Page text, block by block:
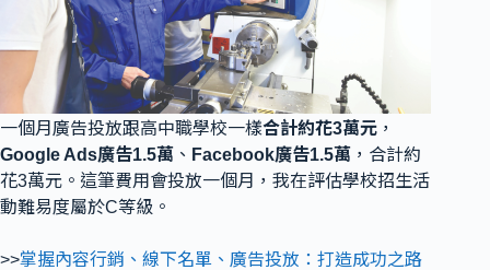
一個月廣告投放跟高中職學校一樣合計約花3萬元 ，
Google Ads廣告1.5萬 、 Facebook廣告1.5萬 ，合計約
花3萬元。這筆費用會投放一個月，我在評估學校招生活
動難易度屬於C等級。
>>掌握內容行銷、線下名單、廣告投放：打造成功之路